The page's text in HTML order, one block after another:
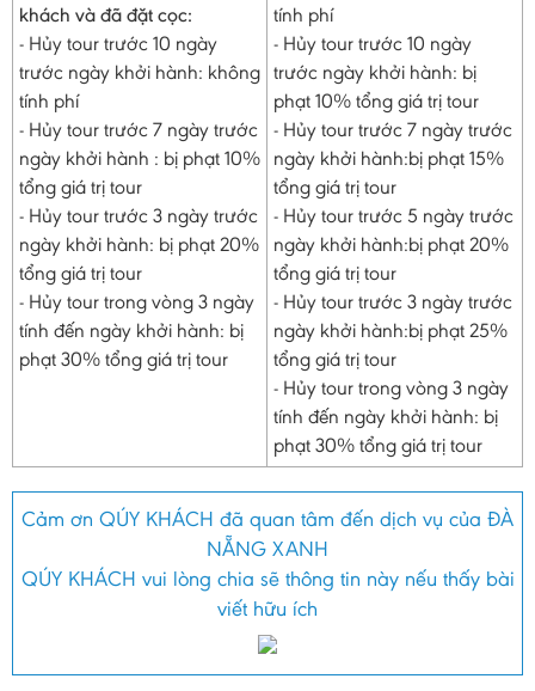
khách và đã đặt cọc:
- Hủy tour trước 10 ngày
trước ngày khởi hành: không
tính phí
- Hủy tour trước 7 ngày trước
ngày khởi hành : bị phạt 10%
tổng giá trị tour
- Hủy tour trước 3 ngày trước
ngày khởi hành: bị phạt 20%
tổng giá trị tour
- Hủy tour trong vòng 3 ngày
tính đến ngày khởi hành: bị
phạt 30% tổng giá trị tour
tính phí
- Hủy tour trước 10 ngày
trước ngày khởi hành: bị
phạt 10% tổng giá trị tour
- Hủy tour trước 7 ngày trước
ngày khởi hành:bị phạt 15%
tổng giá trị tour
- Hủy tour trước 5 ngày trước
ngày khởi hành:bị phạt 20%
tổng giá trị tour
- Hủy tour trước 3 ngày trước
ngày khởi hành:bị phạt 25%
tổng giá trị tour
- Hủy tour trong vòng 3 ngày
tính đến ngày khởi hành: bị
phạt 30% tổng giá trị tour
Cảm ơn QÚY KHÁCH đã quan tâm đến dịch vụ của ĐÀ
NẴNG XANH
QÚY KHÁCH vui lòng chia sẽ thông tin này nếu thấy bài
viết hữu ích